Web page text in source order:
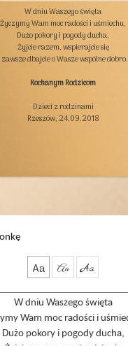
W dniu Waszego święta
Życzymy Wam moc radości i uśmiechu,
Dużo pokory i pogody ducha,
Żyjcie razem, wspierajcie się
zawsze dbajcie o Wasze wspólne dobro.
Kochanym Rodzicom
Dzieci z rodzinami
Rzeszów, 24.09.2018
Aa Aa Aa